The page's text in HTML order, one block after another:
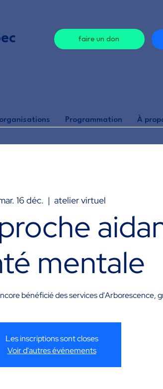
faire un don
Programmation À
16 déc.
  |
atelier virtuel
mentale
bénéficié des services d'Arborescence,
Les inscriptions sont closes
Voir d'autres événements